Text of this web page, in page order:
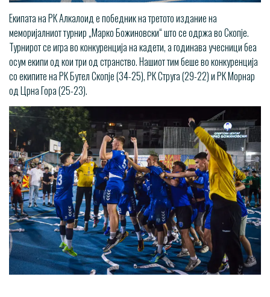
Екипата на РК Алкалоид е победник на третото издание на
меморијалниот турнир „Марко Божиновски“ што се одржа во Скопје.
Турнирот се игра во конкуренција на кадети, а годинава учесници беа
осум екипи од кои три од странство. Нашиот тим беше во конкуренција
со екипите на РК Бутел Скопје (34-25), РК Струга (29-22) и РК Морнар
од Црна Гора (25-23).